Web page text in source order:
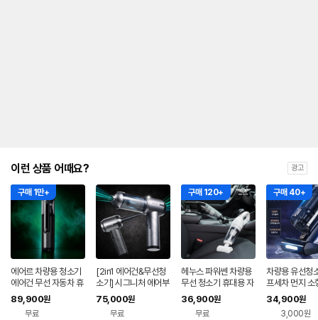
이런 상품 어때요? 광고
구매 1만+
에어르 차량용 청소기
에어건 무선 자동차 휴
대용 강력 진공 핸디 차
미니 베놈
89,900원
무료
[2in1 에어건&무선청
소기] 시그니처 에어부
스터 차량용청소기 1
4,000pa BLDC 모터
75,000원
무료
구매 120+
헤누스 파워쎈 차량용
무선 청소기 휴대용 자
동차 청소기
36,900원
무료
구매 40+
차량용 유선청
프세차 먼지 소
34,900원
3,000원